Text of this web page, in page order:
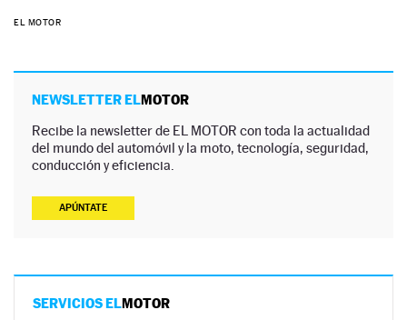
EL MOTOR
NEWSLETTER ELMOTOR
Recibe la newsletter de EL MOTOR con toda la actualidad
del mundo del automóvil y la moto, tecnología, seguridad,
conducción y eficiencia.
APÚNTATE
SERVICIOS ELMOTOR